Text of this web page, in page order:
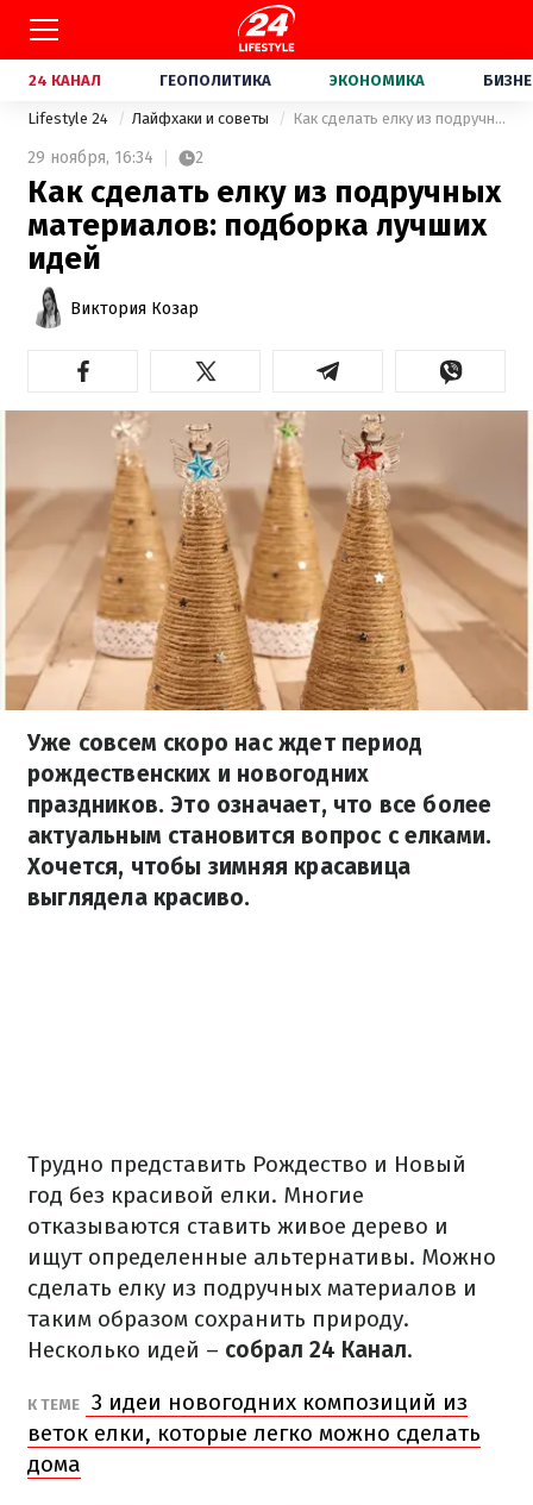
24 КАНАЛ ГЕОПОЛИТИКА ЭКОНОМИКА
Lifestyle 24 Лайфхаки и советы Как сделать елку из подручных материалов: подборка лучших идей
29 ноября, 16:34 2
Как сделать елку из подручных
материалов: подборка лучших
идей
Виктория Козар
Уже совсем скоро нас ждет период
рождественских и новогодних
праздников. Это означает, что все более
актуальным становится вопрос с елками.
Хочется, чтобы зимняя красавица
выглядела красиво.
Трудно представить Рождество и Новый
год без красивой елки. Многие
отказываются ставить живое дерево и
ищут определенные альтернативы. Можно
сделать елку из подручных материалов и
таким образом сохранить природу.
Несколько идей – собрал 24 Канал.
К ТЕМЕ
3 идеи новогодних композиций из
веток елки, которые легко можно сделать
дома